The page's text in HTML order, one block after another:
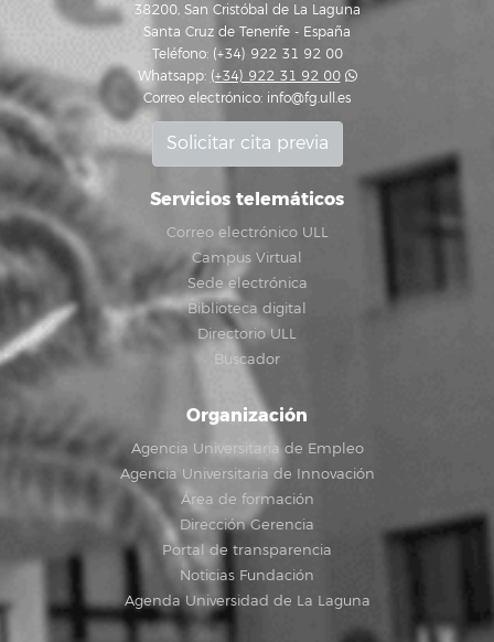
38200, San Cristóbal de La Laguna
Santa Cruz de Tenerife - España
Teléfono: (+34) 922 31 92 00
Whatsapp: (+34) 922 31 92 00
Correo electrónico: info@fg.ull.es
Solicitar cita previa
Servicios telemáticos
Correo electrónico ULL
Campus Virtual
Sede electrónica
Biblioteca digital
Directorio ULL
Buscador
Organización
Agencia Universitaria de Empleo
Agencia Universitaria de Innovación
Área de formación
Dirección Gerencia
Portal de transparencia
Noticias Fundación
Agenda Universidad de La Laguna